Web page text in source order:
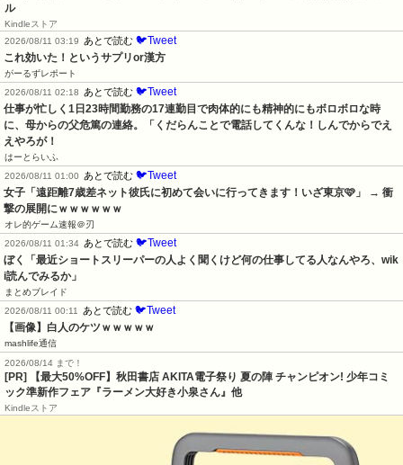
ル
Kindleストア
2026/08/11 03:19
あとで読む 🐦Tweet
これ効いた！というサプリor漢方
がーるずレポート
2026/08/11 02:18
あとで読む 🐦Tweet
仕事が忙しく1日23時間勤務の17連勤目で肉体的にも精神的にもボロボロな時
に、母からの父危篤の連絡。「くだらんことで電話してくんな！しんでからでえ
えやろが！
はーとらいふ
2026/08/11 01:00
あとで読む 🐦Tweet
女子「遠距離7歳差ネット彼氏に初めて会いに行ってきます！いざ東京🩷」 → 衝
撃の展開にｗｗｗｗｗｗ
オレ的ゲーム速報＠刃
2026/08/11 01:34 あとで読む 🐦Tweet
ぼく「最近ショートスリーパーの人よく聞くけど何の仕事してる人なんやろ、wik
i読んでみるか」
まとめブレイド
2026/08/11 00:11
あとで読む 🐦Tweet
【画像】白人のケツｗｗｗｗｗ
mashlife通信
2026/08/14 まで！
[PR] 【最大50%OFF】秋田書店 AKITA電子祭り 夏の陣 チャンピオン! 少年コミ
ック準新作フェア『ラーメン大好き小泉さん』他
Kindleストア